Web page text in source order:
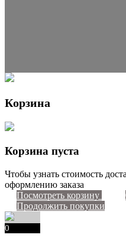
Корзина
Корзина пуста
Чтобы узнать стоимость
оформлению заказа
Посмотреть корзину
Продолжить покупки
0